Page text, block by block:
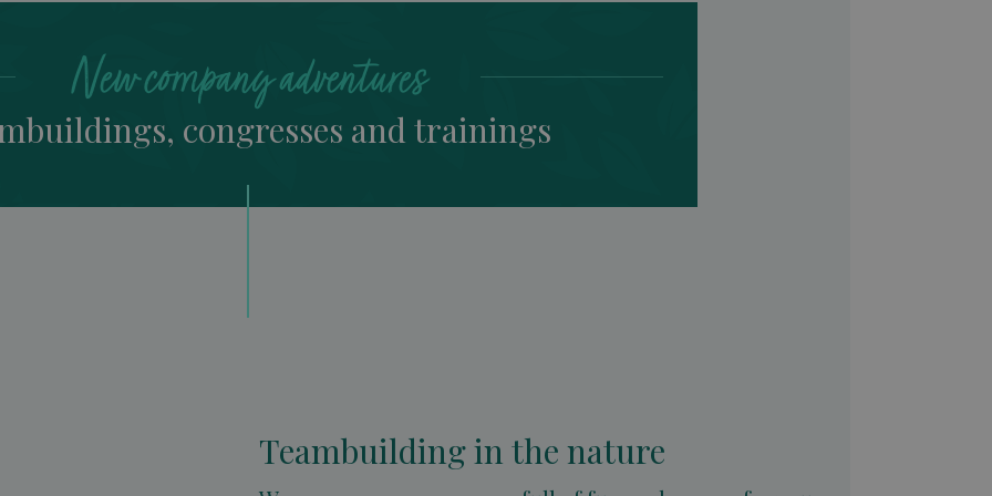
New company adventures
congresses and trainings
Teambuilding in the nature